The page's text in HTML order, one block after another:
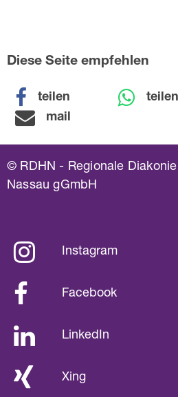
Diese Seite empfehlen
teilen
teilen
mail
© RDHN - Regionale
Nassau gGmbH
Instagram
Facebook
LinkedIn
Xing